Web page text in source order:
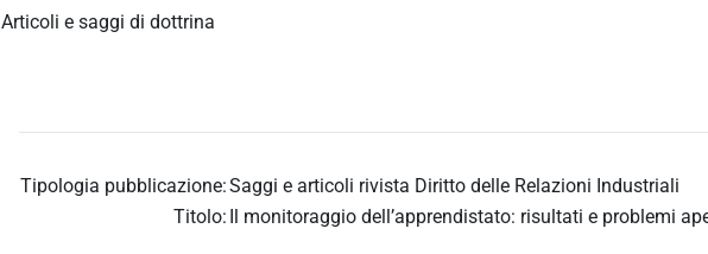
Articoli e saggi di dottrina
Tipologia pubblicazione:Saggi e articoli rivista Diritto delle Relazioni Industriali
Titolo: Il monitoraggio dell’apprendistato: risultati e problemi